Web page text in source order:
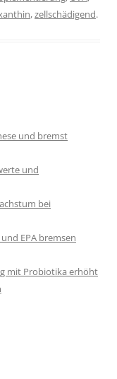
,zellschädigend.
und bremst
und
bei
EPA bremsen
mit Probiotika erhöht